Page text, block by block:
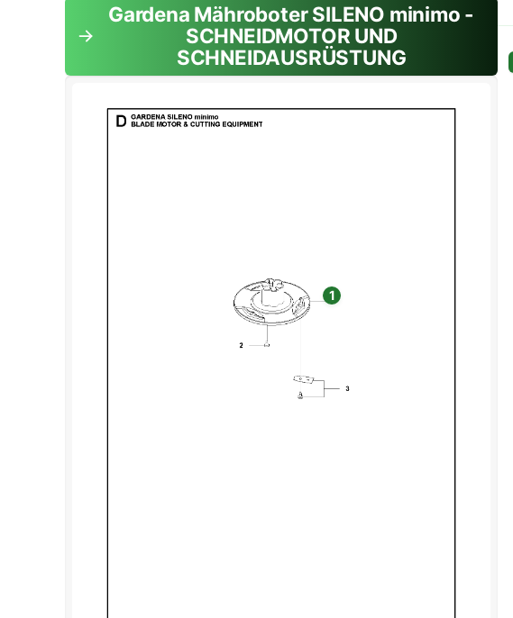
Gardena Mähroboter SILENO minimo -
SCHNEIDMOTOR UND
SCHNEIDAUSRÜSTUNG
1